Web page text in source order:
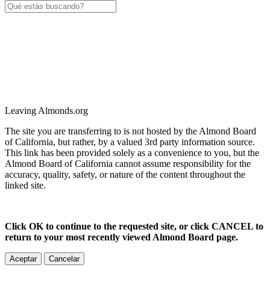
Leaving Almonds.org
The site you are transferring to is not hosted by the Almond Board
of California, but rather, by a valued 3rd party information source.
This link has been provided solely as a convenience to you, but the
Almond Board of California cannot assume responsibility for the
accuracy, quality, safety, or nature of the content throughout the
linked site.
Click OK to continue to the requested site, or click CANCEL to
return to your most recently viewed Almond Board page.
Aceptar Cancelar